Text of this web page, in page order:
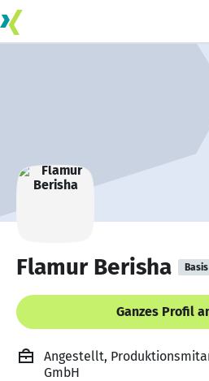
Flamur Berisha Basis
Ganzes Profil
Angestellt,
GmbH